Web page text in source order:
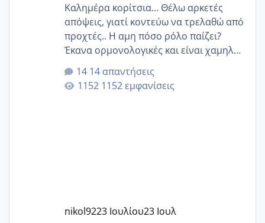
Καλημέρα κορίτσια... Θέλω αρκετές
απόψεις, γιατί κοντεύω να τρελαθώ από
προχτές.. Η αμη πόσο ρόλο παίζει?
Έκανα ορμονολογικές και είναι χαμηλή
για την ηλικία μου.. Είχα ήδη μια
εγκυμοσύνη, που έπρεπε να τερματιστεί
στην 27η εβδομάδα και προσπαθώ 7
14 απαντήσεις
1152 εμφανίσεις
nikol9223 Ιουλίου23 Ιουλ